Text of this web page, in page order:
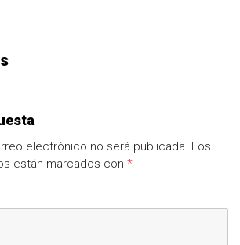
electrónico no será publicada. Los
están marcados con *